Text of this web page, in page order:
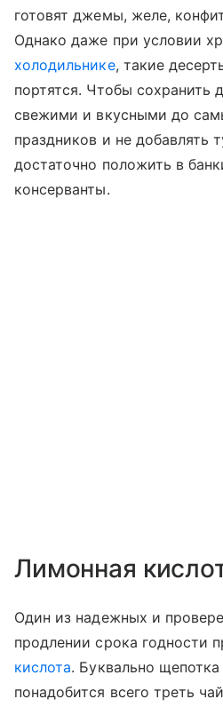
готовят джемы, желе,
Однако даже при условии
холодильнике, такие
портятся. Чтобы сохранить
свежими и вкусными до
праздников и не добавлять
достаточно положить в
консерванты.
Лимонная
Один из надежных и
продлении срока годности
кислота. Буквально
понадобится всего треть